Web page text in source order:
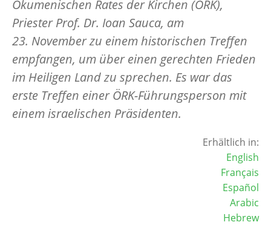
Ökumenischen Rates der Kirchen (ÖRK),
Priester Prof. Dr. Ioan Sauca, am
23. November zu einem historischen Treffen
empfangen, um über einen gerechten Frieden
im Heiligen Land zu sprechen. Es war das
erste Treffen einer ÖRK-Führungsperson mit
einem israelischen Präsidenten.
Erhältlich in:
English
Français
Español
Arabic
Hebrew